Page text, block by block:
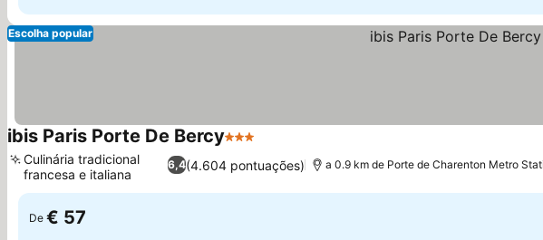
Escolha popular
ibis Paris Porte De Bercy3 Estrelas
6,4(4.604 pontuações)
Culinária tradicional
francesa e italiana
a 0.9 km de Porte de Charenton Metro
De € 57